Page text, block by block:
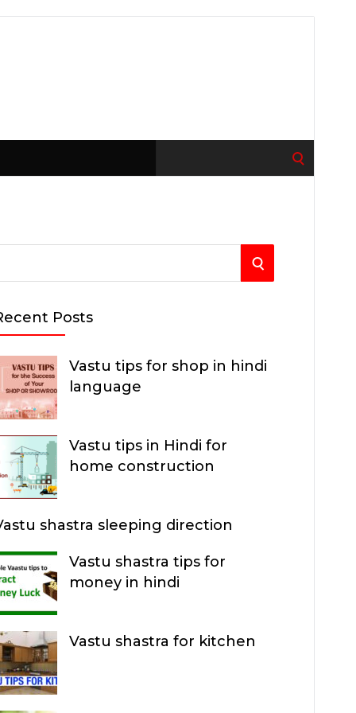
for:
S
R
Posts
Vastu tips for shop in hindi
language
Vastu tips in Hindi for
home construction
shastra sleeping direction
Vastu shastra tips for
money in hindi
Vastu shastra for kitchen